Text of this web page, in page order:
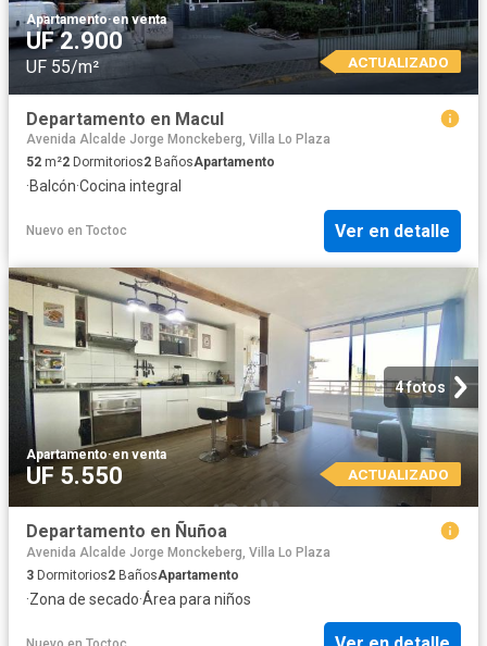
Apartamento·en venta
UF 2.900
UF 55/m² ACTUALIZADO
Departamento en Macul
Avenida Alcalde Jorge Monckeberg, Villa Lo Plaza
52 m²2 Dormitorios2 BañosApartamento
·Balcón·Cocina integral
Nuevo en Toctoc Ver en detalle
4 fotos
Apartamento·en venta
UF 5.550 ACTUALIZADO
Departamento en Ñuñoa
Avenida Alcalde Jorge Monckeberg, Villa Lo Plaza
3 Dormitorios2 BañosApartamento
·Zona de secado·Área para niños